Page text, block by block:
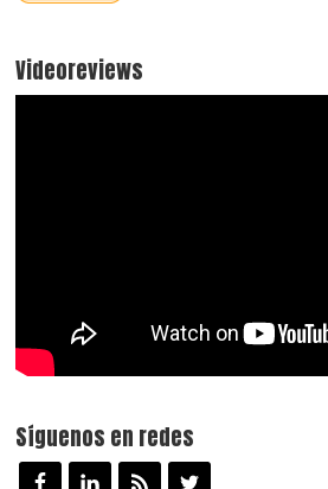
Videoreviews
Síguenos en redes